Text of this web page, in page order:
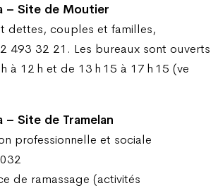
– Site de Moutier
dettes, couples et familles,
493 32 21. Les bureaux sont ouverts
à 12 h et de 13 h 15 à 17 h 15 (ve
– Site de Tramelan
professionnelle et sociale
de ramassage (activités